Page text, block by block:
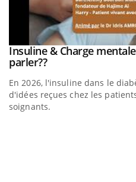
Youtube
Insuline & Charge
parler??Youtube
En 2026, l'insuline dans le
d'idées reçues chez les
soignants.